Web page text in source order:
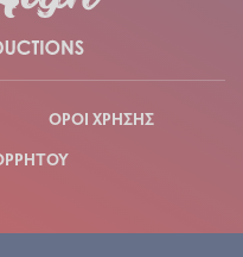
ΟΡΟΙ ΧΡΗΣΗΣ